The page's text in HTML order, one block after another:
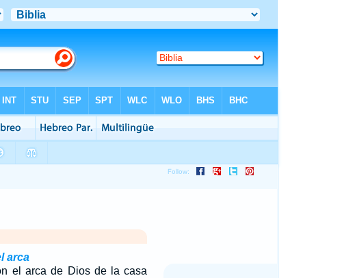
arca
el arca de Dios de la casa